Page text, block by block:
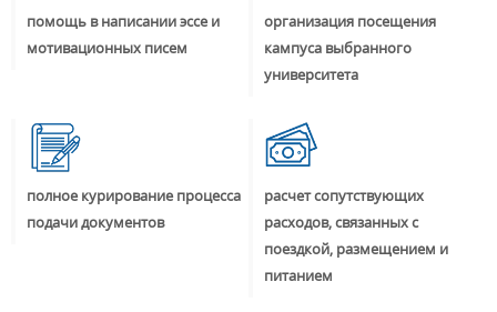
помощь в написании эссе и
мотивационных писем
организация посещения
кампуса выбранного
университета
полное курирование процесса
подачи документов
расчет сопутствующих
расходов, связанных с
поездкой, размещением и
питанием